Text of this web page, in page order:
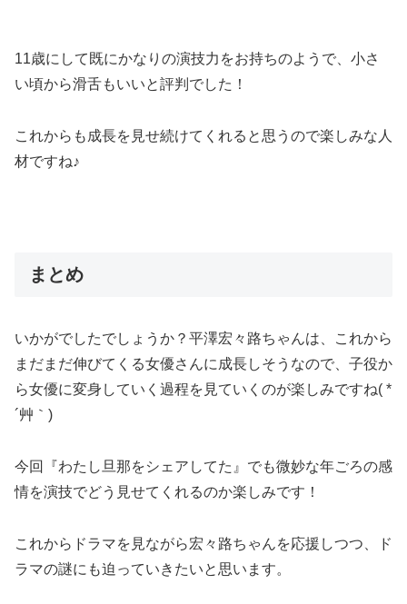
11歳にして既にかなりの演技力をお持ちのようで、小さ
い頃から滑舌もいいと評判でした！
これからも成長を見せ続けてくれると思うので楽しみな人
材ですね♪
まとめ
いかがでしたでしょうか？平澤宏々路ちゃんは、これから
まだまだ伸びてくる女優さんに成長しそうなので、子役か
ら女優に変身していく過程を見ていくのが楽しみですね( *
´艸｀)
今回『わたし旦那をシェアしてた』でも微妙な年ごろの感
情を演技でどう見せてくれるのか楽しみです！
これからドラマを見ながら宏々路ちゃんを応援しつつ、ド
ラマの謎にも迫っていきたいと思います。